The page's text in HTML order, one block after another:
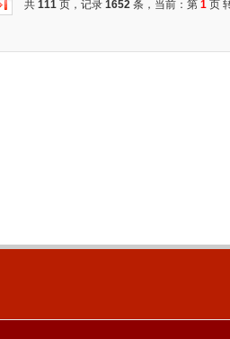
共 111 页，记录 1652 条，当前：第 1 页